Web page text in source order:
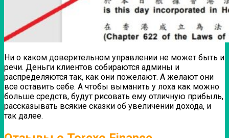
Ни о каком доверительном управлении не может быть и
речи. Деньги клиентов собираются админы и
распределяются так, как они пожелают. А желают они
все оставить себе. А чтобы выманить у лоха как можно
больше средств, будут рисовать ему отличную прибыль,
рассказывать всякие сказки об увеличении дохода, и
так далее.